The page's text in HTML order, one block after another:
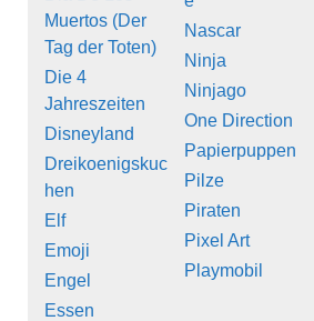
Muertos (Der
Tag der Toten)
Die 4
Jahreszeiten
Disneyland
Dreikoenigskuc
hen
Elf
Emoji
Engel
Essen
Nascar
Ninja
Ninjago
One Direction
Papierpuppen
Pilze
Piraten
Pixel Art
Playmobil